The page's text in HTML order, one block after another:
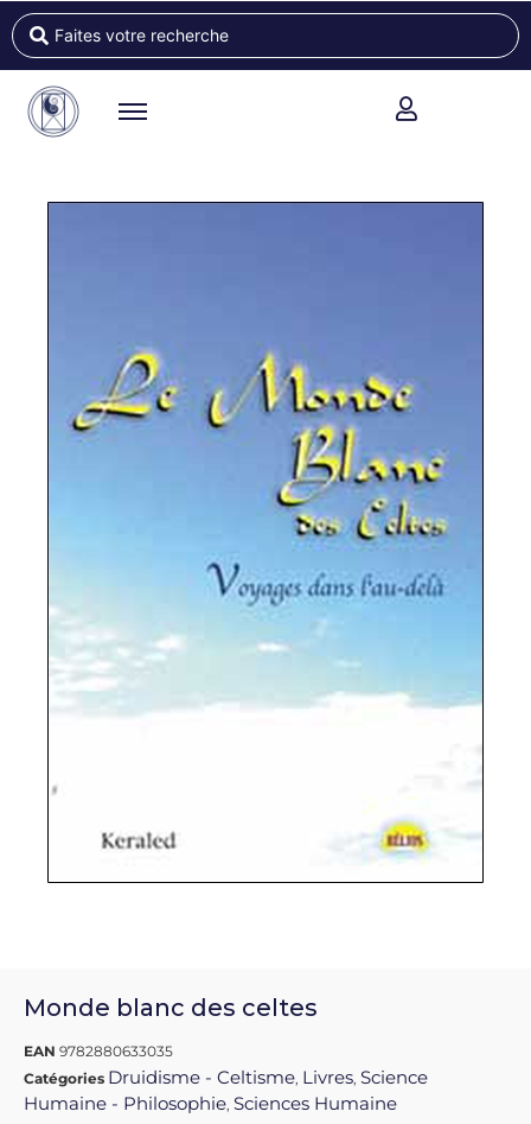
Monde blanc des celtes
EAN 9782880633035
Catégories Druidisme - Celtisme, Livres, Science
Humaine - Philosophie, Sciences Humaine